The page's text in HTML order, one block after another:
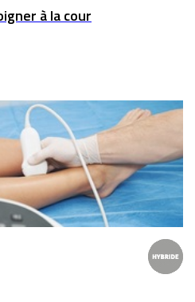
à la cour